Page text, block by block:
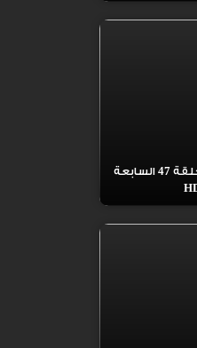
مسلسل ابو العروسة الحلقة 47 السابعة